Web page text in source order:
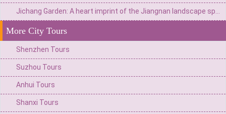
More City Tours
Shenzhen Tours
Suzhou Tours
Anhui Tours
Shanxi Tours